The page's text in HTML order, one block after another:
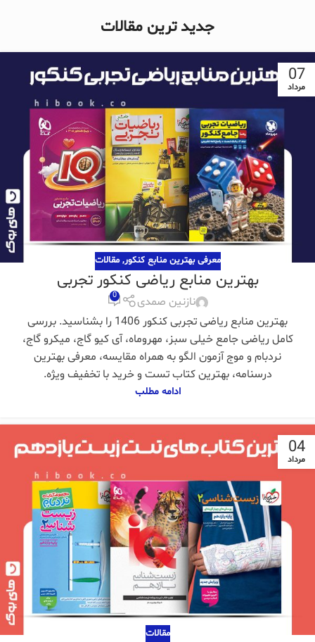
جدید ترین مقالات
07
مرداد
معرفی بهترین منابع کنکور,مقالات
بهترین منابع ریاضی کنکور تجربی
نازنین صمدی 0
بهترین منابع ریاضی تجربی کنکور 1406 را بشناسید. بررسی
کامل ریاضی جامع خیلی سبز، مهروماه، آی کیو گاج، میکرو گاج،
نردبام و موج آزمون الگو به همراه مقایسه، معرفی بهترین
درسنامه، بهترین کتاب تست و خرید با تخفیف ویژه.
ادامه مطلب
04
مرداد
مقالات